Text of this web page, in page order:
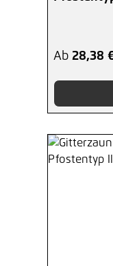
Ab 28,38